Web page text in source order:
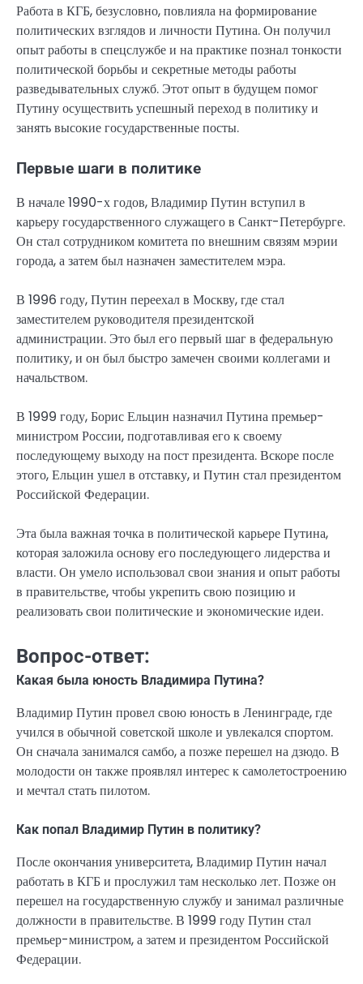
Работа в КГБ, безусловно, повлияла на формирование
политических взглядов и личности Путина. Он получил
опыт работы в спецслужбе и на практике познал тонкости
политической борьбы и секретные методы работы
разведывательных служб. Этот опыт в будущем помог
Путину осуществить успешный переход в политику и
занять высокие государственные посты.
Первые шаги в политике
В начале 1990-х годов, Владимир Путин вступил в
карьеру государственного служащего в Санкт-Петербурге.
Он стал сотрудником комитета по внешним связям мэрии
города, а затем был назначен заместителем мэра.
В 1996 году, Путин переехал в Москву, где стал
заместителем руководителя президентской
администрации. Это был его первый шаг в федеральную
политику, и он был быстро замечен своими коллегами и
начальством.
В 1999 году, Борис Ельцин назначил Путина премьер-
министром России, подготавливая его к своему
последующему выходу на пост президента. Вскоре после
этого, Ельцин ушел в отставку, и Путин стал президентом
Российской Федерации.
Эта была важная точка в политической карьере Путина,
которая заложила основу его последующего лидерства и
власти. Он умело использовал свои знания и опыт работы
в правительстве, чтобы укрепить свою позицию и
реализовать свои политические и экономические идеи.
Вопрос-ответ:
Какая была юность Владимира Путина?
Владимир Путин провел свою юность в Ленинграде, где
учился в обычной советской школе и увлекался спортом.
Он сначала занимался самбо, а позже перешел на дзюдо. В
молодости он также проявлял интерес к самолетостроению
и мечтал стать пилотом.
Как попал Владимир Путин в политику?
После окончания университета, Владимир Путин начал
работать в КГБ и прослужил там несколько лет. Позже он
перешел на государственную службу и занимал различные
должности в правительстве. В 1999 году Путин стал
премьер-министром, а затем и президентом Российской
Федерации.